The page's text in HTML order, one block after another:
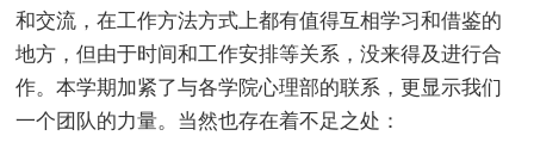
和交流，在工作方法方式上都有值得互相学习和借鉴的
地方，但由于时间和工作安排等关系，没来得及进行合
作。本学期加紧了与各学院心理部的联系，更显示我们
一个团队的力量。当然也存在着不足之处：